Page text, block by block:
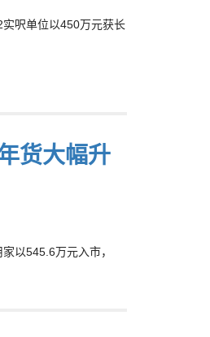
呎单位以450万元获长
货大幅升
以545.6万元入市，